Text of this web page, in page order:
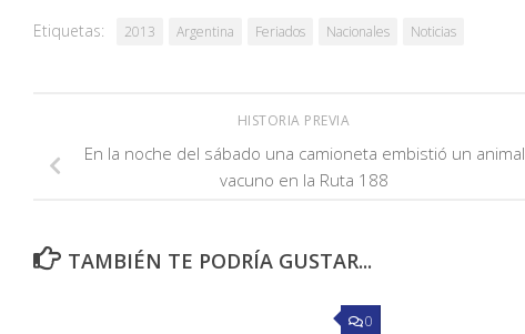
Etiquetas: 2013 Argentina Feriados Nacionales Noticias
HISTORIA PREVIA
En la noche del sábado una camioneta embistió un animal
vacuno en la Ruta 188
TAMBIÉN TE PODRÍA GUSTAR...
0